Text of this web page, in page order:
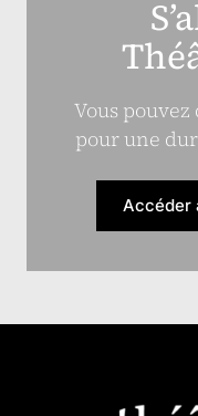
Vous
pour une
Accéder